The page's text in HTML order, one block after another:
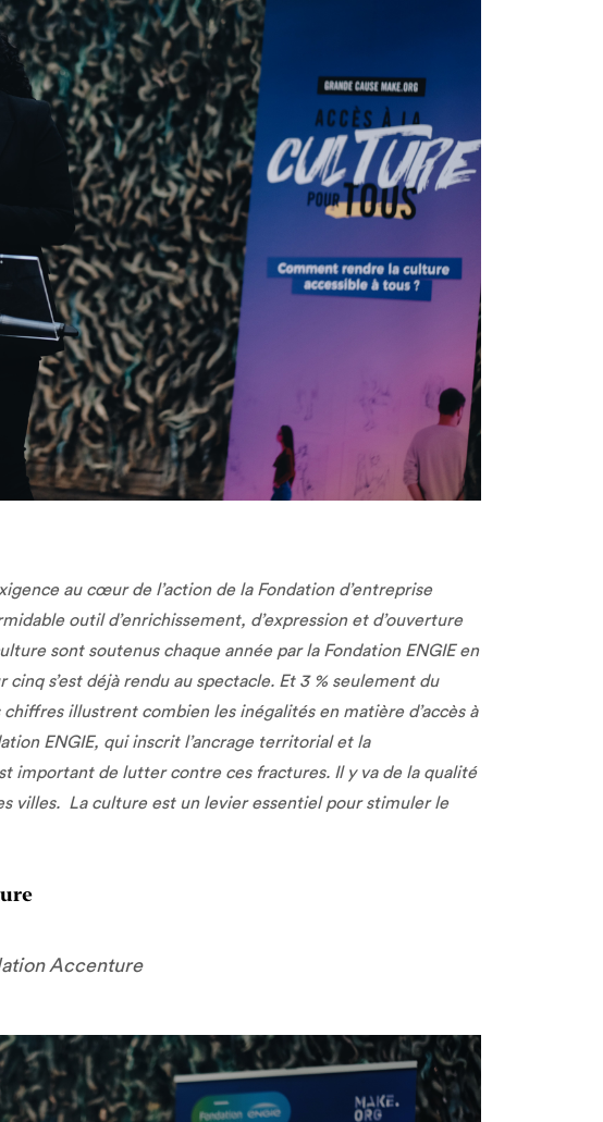
au cœur de l’action de la Fondation d’entreprise
outil d’enrichissement, d’expression et d’ouverture
sont soutenus chaque année par la Fondation ENGIE en
s’est déjà rendu au spectacle. Et 3 % seulement du
illustrent combien les inégalités en matière d’accès à
ENGIE, qui inscrit l’ancrage territorial et la
important de lutter contre ces fractures. Il y va de la qualité
villes. La culture est un levier essentiel pour stimuler le
Accenture